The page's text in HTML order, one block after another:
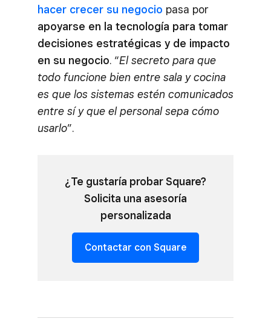
hacer crecer su negocio pasa por
apoyarse en la tecnología para tomar
decisiones estratégicas y de impacto
en su negocio. “El secreto para que
todo funcione bien entre sala y cocina
es que los sistemas estén comunicados
entre sí y que el personal sepa cómo
usarlo”.
¿Te gustaría probar Square?
Solicita una asesoría
personalizada
Contactar con Square